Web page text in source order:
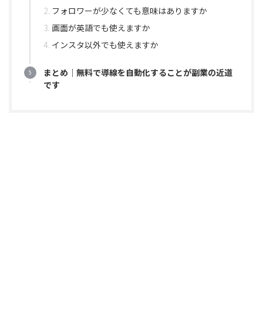
フォロワーが少なくても意味はありますか
画面が英語でも使えますか
インスタ以外でも使えますか
まとめ｜無料で導線を自動化することが副業の近道
です